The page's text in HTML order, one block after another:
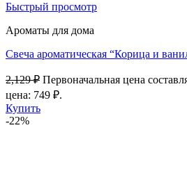
Быстрый просмотр
Ароматы для дома
Свеча ароматическая “Корица и
2,129₽ Первоначальная цена
цена: 749 ₽.
Купить
-22%